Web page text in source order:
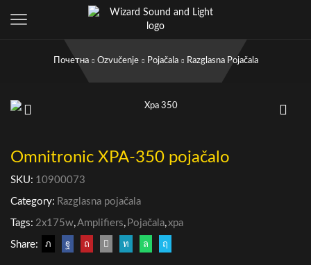
Почетна Ozvučenje Pojačala Razglasna Pojačala
Omnitronic XPA-350 pojačalo
SKU: 10900073
Category: Razglasna pojačala
Tags: 2x175w,Amplifiers, Pojačala,xpa
Share: